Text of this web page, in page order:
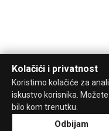
Kolačići i privatnost
Koristimo kolačiće za
iskustvo korisnika.
bilo kom trenutku.
Odbijam